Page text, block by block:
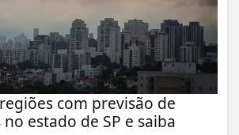
com previsão de
estado de SP e saiba